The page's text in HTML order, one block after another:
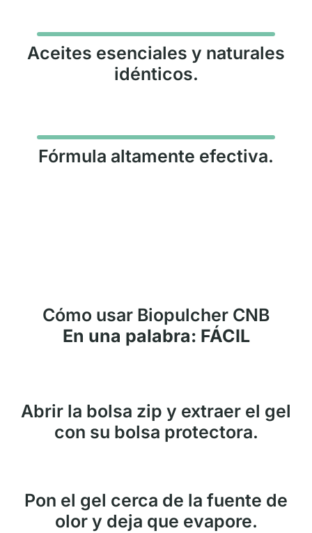
Aceites esenciales y naturales
idénticos.
Fórmula altamente efectiva.
Cómo usar Biopulcher CNB
En una palabra: FÁCIL
Abrir la bolsa zip y extraer el gel
con su bolsa protectora.
Pon el gel cerca de la fuente de
olor y deja que evapore.